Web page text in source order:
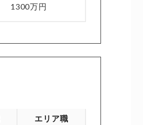
1300万円
エリア職